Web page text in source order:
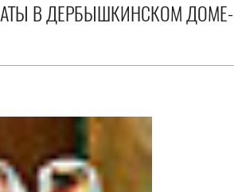
В ДЕРБЫШКИНСКОМ ДОМЕ-